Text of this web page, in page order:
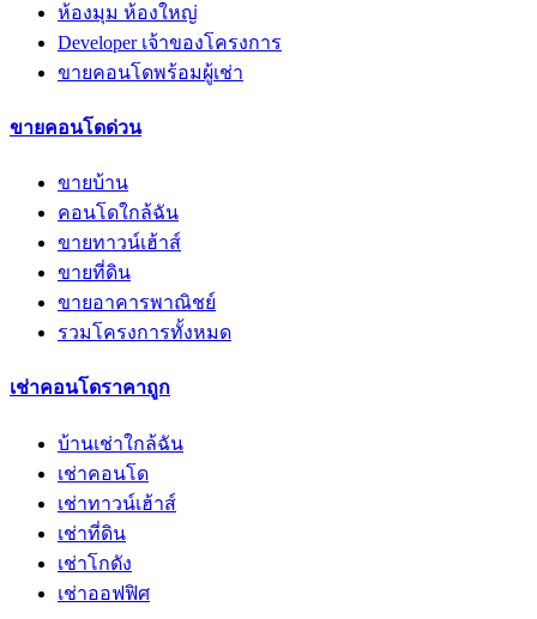
ห้องมุม ห้องใหญ่
Developer เจ้าของโครงการ
ขายคอนโดพร้อมผู้เช่า
ขายคอนโดด่วน
ขายบ้าน
คอนโดใกล้ฉัน
ขายทาวน์เฮ้าส์
ขายที่ดิน
ขายอาคารพาณิชย์
รวมโครงการทั้งหมด
เช่าคอนโดราคาถูก
บ้านเช่าใกล้ฉัน
เช่าคอนโด
เช่าทาวน์เฮ้าส์
เช่าที่ดิน
เช่าโกดัง
เช่าออฟฟิศ